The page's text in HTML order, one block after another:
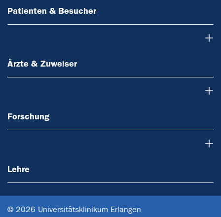
Patienten & Besucher
Ärzte & Zuweiser
Forschung
Lehre
© 2026 Universitätsklinikum Erlangen